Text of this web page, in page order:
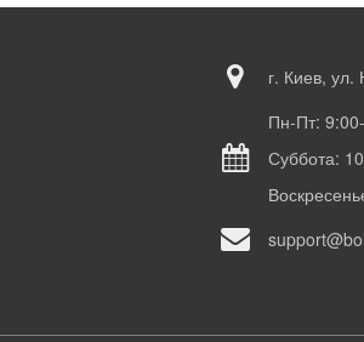
г. Киев, ул.
Пн-Пт:
Суббота: